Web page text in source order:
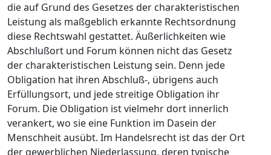
die auf Grund des Gesetzes der charakteristischen
Leistung als maßgeblich erkannte Rechtsordnung
diese Rechtswahl gestattet. Äußerlichkeiten wie
Abschlußort und Forum können nicht das Gesetz
der charakteristischen Leistung sein. Denn jede
Obligation hat ihren Abschluß-, übrigens auch
Erfüllungsort, und jede streitige Obligation ihr
Forum. Die Obligation ist vielmehr dort innerlich
verankert, wo sie eine Funktion im Dasein der
Menschheit ausübt. Im Handelsrecht ist das der Ort
der gewerblichen Niederlassung, deren typische